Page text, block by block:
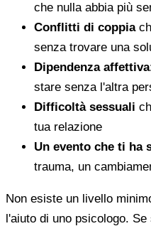
che nulla abbia più
Conflitti di coppia
senza trovare una
Dipendenza affettiva
stare senza l'altra
Difficoltà sessuali
tua relazione
Un evento che ti ha
trauma, un
Non esiste un livello
l'aiuto di uno psicologo.